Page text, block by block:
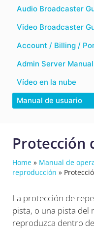
Audio Broadcaster
Video Broadcaster
Account / Billing /
Admin Server Manual
Vídeo en la nube
Manual de usuario
Protección
Home » Manual de
reproducción »
La protección de
pista, o una pista del
reproduzca dentro